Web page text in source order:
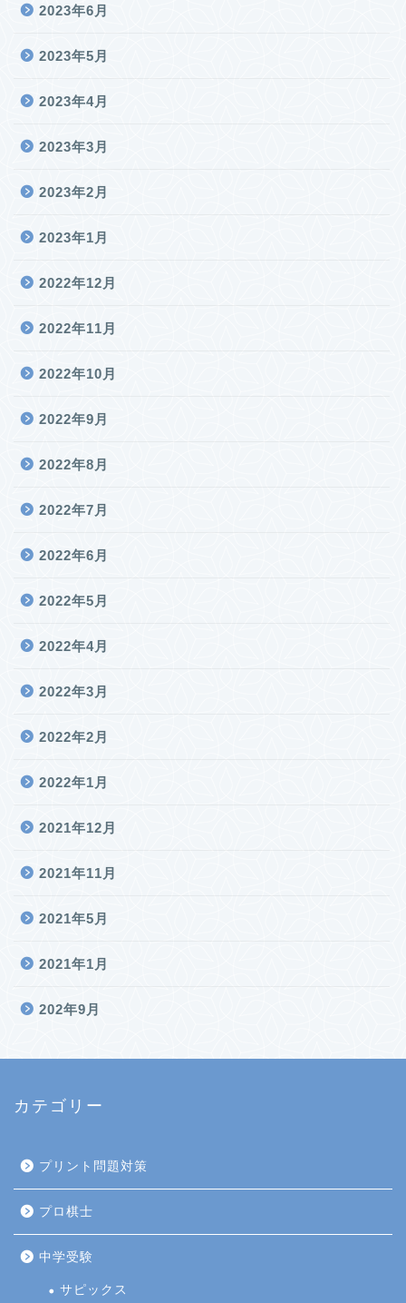
2023年6月
2023年5月
2023年4月
2023年3月
2023年2月
2023年1月
2022年12月
2022年11月
2022年10月
2022年9月
2022年8月
2022年7月
2022年6月
2022年5月
2022年4月
2022年3月
2022年2月
2022年1月
2021年12月
2021年11月
2021年5月
2021年1月
202年9月
カテゴリー
プリント問題対策
プロ棋士
中学受験
サピックス